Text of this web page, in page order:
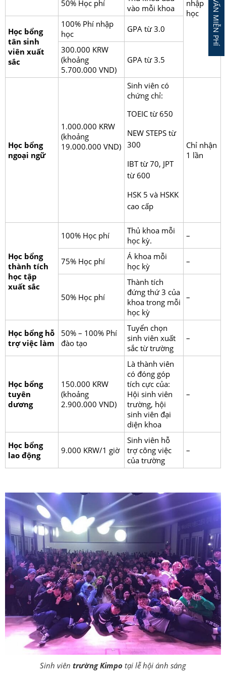
nhập
học
50% Học phí
vào mỗi khoa
Học bổng
tân sinh
viên xuất
sắc
100% Phí nhập
học
GPA từ 3.0
300.000 KRW
(khoảng
5.700.000 VND)
GPA từ 3.5
Học bổng
ngoại ngữ
1.000.000 KRW
(khoảng
19.000.000 VND)
Sinh viên có
chứng chỉ:
TOEIC từ 650
NEW STEPS từ
300
IBT từ 70, JPT
từ 600
HSK 5 và HSKK
cao cấp
Chỉ nhận
1 lần
Học bổng
thành tích
học tập
xuất sắc
100% Học phí
Thủ khoa mỗi
học kỳ.
–
75% Học phí
Á khoa mỗi
học kỳ
–
50% Học phí
Thành tích
đứng thứ 3 của
khoa trong mỗi
học kỳ
–
Học bổng hỗ
trợ việc làm
50% – 100% Phí
đào tạo
Tuyển chọn
sinh viên xuất
sắc từ trường
–
Học bổng
tuyên
dương
150.000 KRW
(khoảng
2.900.000 VND)
Là thành viên
có đóng góp
tích cực của:
Hội sinh viên
trường, hội
sinh viên đại
diện khoa
–
Học bổng
lao động
9.000 KRW/1 giờ
Sinh viên hỗ
trợ công việc
của trường
–
Sinh viên trường Kimpo tại lễ hội ánh sáng